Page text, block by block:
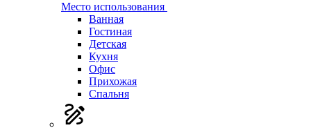
Место использования
Ванная
Гостиная
Детская
Кухня
Офис
Прихожая
Спальня